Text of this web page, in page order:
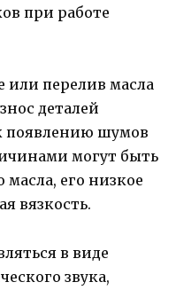
или перелив масла
деталей
появлению шумов
могут быть
масла, его низкое
вязкость.
в виде
звука,